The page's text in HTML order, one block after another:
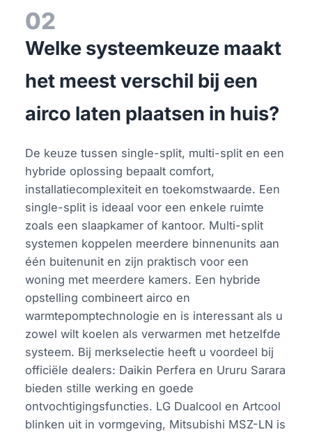
02
Welke systeemkeuze maakt
het meest verschil bij een
airco laten plaatsen in huis?
De keuze tussen single-split, multi-split en een
hybride oplossing bepaalt comfort,
installatiecomplexiteit en toekomstwaarde. Een
single-split is ideaal voor een enkele ruimte
zoals een slaapkamer of kantoor. Multi-split
systemen koppelen meerdere binnenunits aan
één buitenunit en zijn praktisch voor een
woning met meerdere kamers. Een hybride
opstelling combineert airco en
warmtepomptechnologie en is interessant als u
zowel wilt koelen als verwarmen met hetzelfde
systeem. Bij merkselectie heeft u voordeel bij
officiële dealers: Daikin Perfera en Ururu Sarara
bieden stille werking en goede
ontvochtigingsfuncties. LG Dualcool en Artcool
blinken uit in vormgeving, Mitsubishi MSZ-LN is